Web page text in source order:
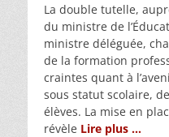
La double tutelle,
du ministre de
ministre déléguée,
de la formation
craintes quant à
sous statut scolaire,
élèves. La mise en
révèle Lire plus …